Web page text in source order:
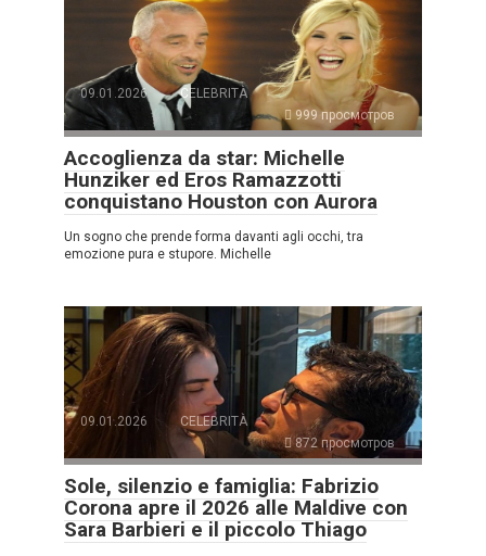
09.01.2026
CELEBRITÀ
999 просмотров
Accoglienza da star: Michelle
Hunziker ed Eros Ramazzotti
conquistano Houston con Aurora
Un sogno che prende forma davanti agli occhi, tra
emozione pura e stupore. Michelle
09.01.2026
CELEBRITÀ
872 просмотров
Sole, silenzio e famiglia: Fabrizio
Corona apre il 2026 alle Maldive con
Sara Barbieri e il piccolo Thiago